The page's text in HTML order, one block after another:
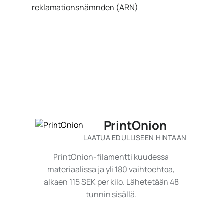
reklamationsnämnden (ARN)
PrintOnion
LAATUA EDULLISEEN HINTAAN
PrintOnion-filamentti kuudessa
materiaalissa ja yli 180 vaihtoehtoa,
alkaen 115 SEK per kilo. Lähetetään 48
tunnin sisällä.